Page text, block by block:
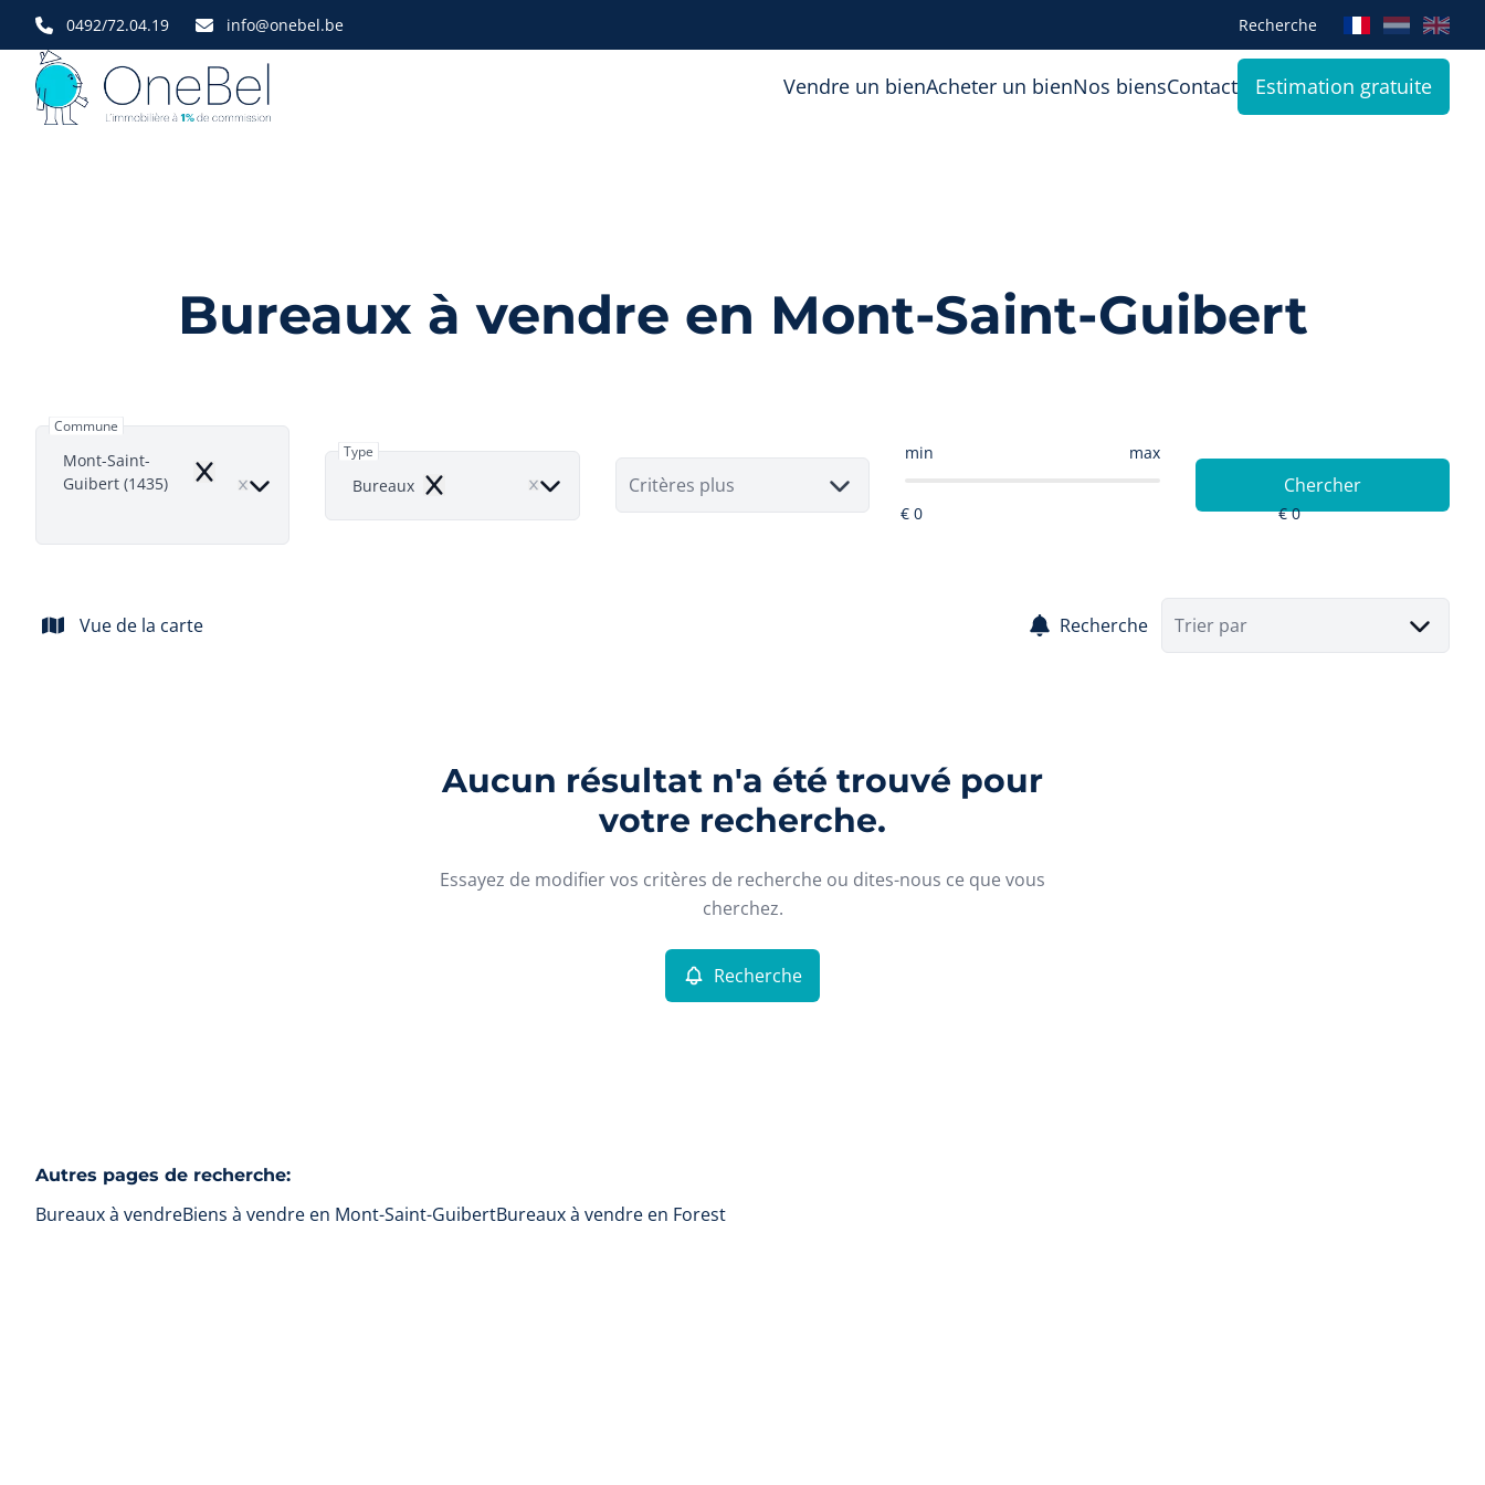
Aller au contenu principal
0492/72.04.19 info@onebel.be Recherche
Vendre un bienAcheter un bienNos biensContact Estimation gratuite
Bureaux à vendre en Mont-Saint-Guibert
Commune
Mont-Saint-
Guibert (1435)
Remove
Type
Bureaux Remove Critères plus
min max
Chercher
Vue de la carte Recherche Trier par
Aucun résultat n'a été trouvé pour
votre recherche.
Essayez de modifier vos critères de recherche ou dites-nous ce que vous
cherchez.
Recherche
Autres pages de recherche:
Bureaux à vendreBiens à vendre en Mont-Saint-GuibertBureaux à vendre en Forest